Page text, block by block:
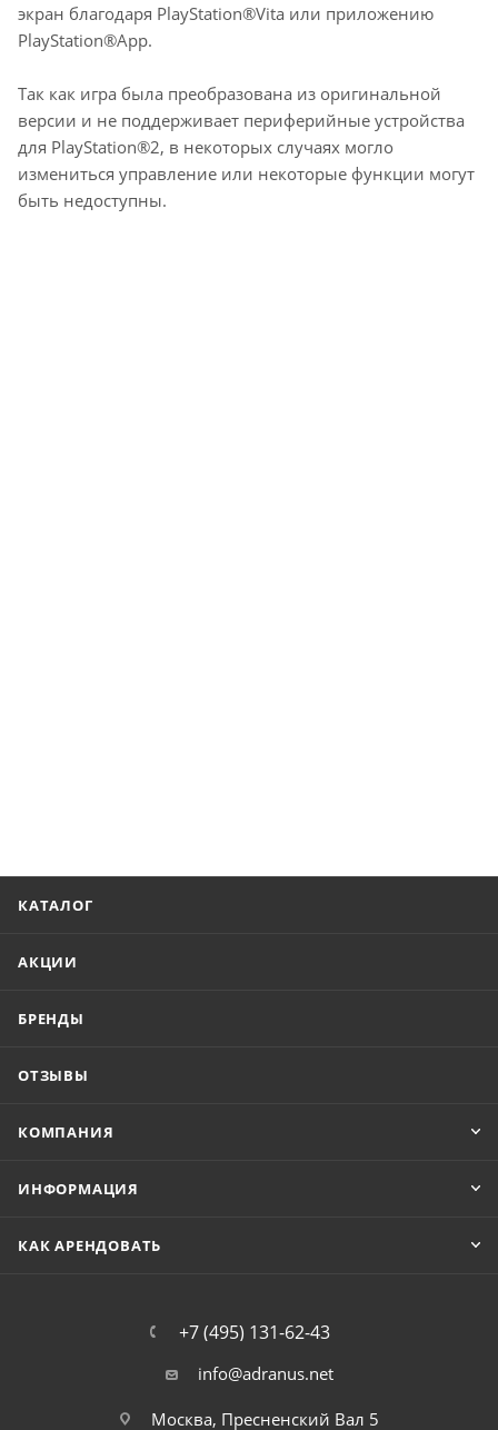
экран благодаря PlayStation®Vita или приложению
PlayStation®App.
Так как игра была преобразована из оригинальной
версии и не поддерживает периферийные устройства
для PlayStation®2, в некоторых случаях могло
измениться управление или некоторые функции могут
быть недоступны.
КАТАЛОГ
АКЦИИ
БРЕНДЫ
ОТЗЫВЫ
КОМПАНИЯ
ИНФОРМАЦИЯ
КАК АРЕНДОВАТЬ
+7 (495) 131-62-43
info@adranus.net
Москва, Пресненский Вал 5